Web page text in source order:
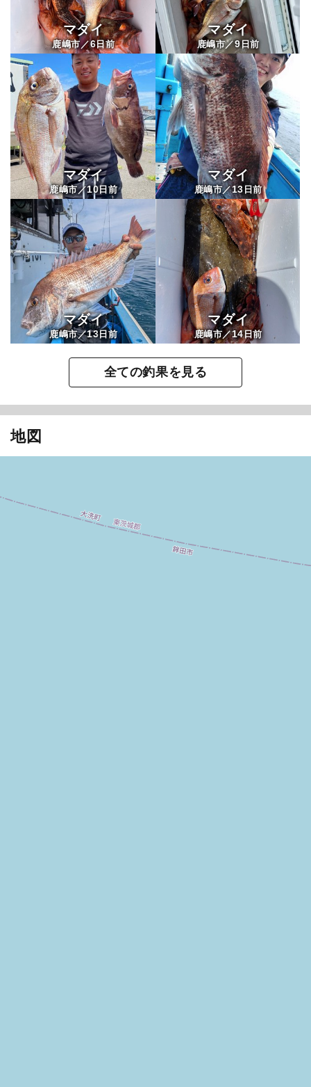
マダイ
鹿嶋市／6日前
マダイ
鹿嶋市／9 日前
マダイ
鹿嶋市／10日前
マダイ
鹿嶋市／13 日前
マダイ
鹿嶋市／13日前
マダイ
鹿嶋市／14日前
全ての釣果を見る
地図